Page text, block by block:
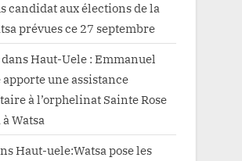
candidat aux élections de la
prévues ce 27 septembre
dansHaut-Uele : Emmanuel
apporte une assistance
à l’orphelinat Sainte Rose
Watsa
Haut-uele:Watsa pose les